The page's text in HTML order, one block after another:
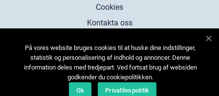
Cookies
Kontakta oss
På vores website bruges cookies til at huske dine indstillinger,
statistik og personalisering af indhold og annoncer. Denne
information deles med tredjepart. Ved fortsat brug af websiden
godkender du cookiepolitikken.
Ok
Privatlivspolitik